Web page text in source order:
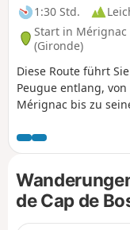
1:30 Std.
Start in Mérignac
(Gironde)
Diese Route führt
Peugue entlang,
Mérignac bis zu
für alle Jahreszeiten
Hitze oder
oder Trekkingrad
ist entweder
Erdreich). Auch zu
Stellen etwas
de Cap de